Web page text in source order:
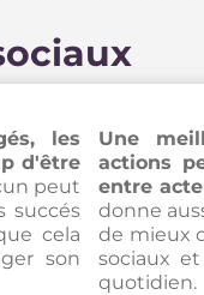
les
d'être
peut
succés
cela
son
Une
actions
entre
donne
de mieux
sociaux
quotidien.